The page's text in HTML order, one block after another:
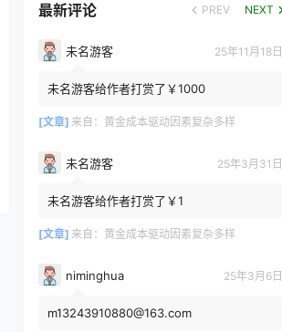
最新评论 PREV NEXT
未名游客 25年11月18日
未名游客给作者打赏了￥1000
[文章] 来自： 黄金成本驱动因素复杂多样
未名游客 25年3月31日
未名游客给作者打赏了￥1
[文章] 来自： 黄金成本驱动因素复杂多样
niminghua 25年3月6日
m13243910880@163.com